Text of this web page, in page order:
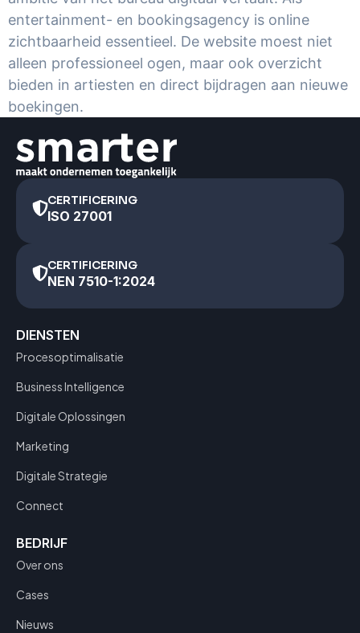
entertainment- en bookingsagency is online
zichtbaarheid essentieel. De website moest niet
alleen professioneel ogen, maar ook overzicht
bieden in artiesten en direct bijdragen aan nieuwe
boekingen.
CERTIFICERING
ISO 27001
CERTIFICERING
NEN 7510-1:2024
DIENSTEN
Procesoptimalisatie
Business Intelligence
Digitale Oplossingen
Marketing
Digitale Strategie
Connect
BEDRIJF
Over ons
Cases
Nieuws